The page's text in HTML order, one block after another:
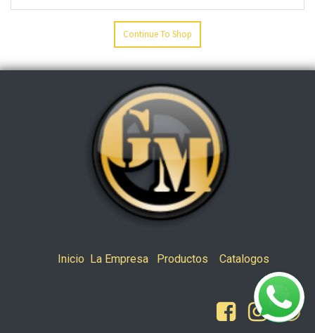
Continue To Shop
Inicio La Empresa Productos Catalogos